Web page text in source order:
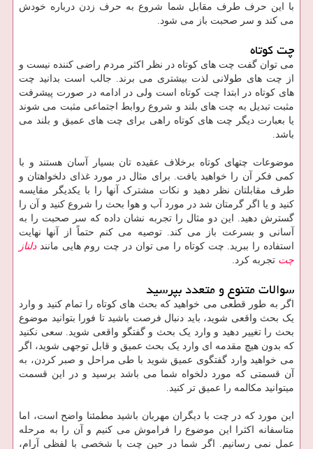
با این حرف طرف مقابل شما شروع به حرف زدن درباره خودش
می کند و سر صحبت باز می شود.
چت کوتاه
می توان گفت چت های کوتاه در نظر اکثر مردم راضی کننده نیست و
از چت های طولانی لذت بیشتری می برند. جالب است بدانید چت
های کوتاه در ابتدا چت کوتاه است ولی در ادامه در صورت پیشرفت
مثبت تبدیل به چت های بلند و شروع روابط اجتماعی مثبت می شوند
یا بعبارت دیگر چت های کوتاه راهی برای چت های عمیق و بلند می
باشد.
موضوعات چتهای کوتاه برخلاف عقیده تان بسیار آسان هستند و با
کمی فکر آن را خواهید یافت. برای مثال در مورد غذای دلخواهتان و
طرف مقابلتان نظر دهید و نکات مشترک آنها را با یکدیگر مقایسه
کنید و یا اگر گرمتان شد در مورد آب و هوا بحث را شروع کنید و آن را
گسترش دهید. این دو مثال را تجربه نشان داده که سر صحبت را به
آسانی و بسرعت باز می کند. توصیه می کنم حتماً از آنها نهایت
استفاده را ببرید. چت کوتاه را می توان در چت روم هایی ماننددلناز
چت تجربه کرد.
سوالات متنوع و متعدد بپرسید
اگر به طور قطعی می خواهید که بحث های کوتاه را تمام کنید و وارد
یک بحث واقعی شوید، باید دنبال فرصت باشید تا فورا بتوانید موضوع
بحث را تغییر دهید و وارد یک بحث و گفتگو واقعی شوید. سعی نکنید
که بدون هیچ مقدمه ای وارد یک بحث عمیق و قابل توجهی شوید، اگر
می خواهید وارد گفتگوی عمیق شوید با طی مراحل و صبر کردن، به
آن قسمتی که مورد دلخواه شما می باشد برسید و در این قسمت
میتوانید مکالمه را عمیق تر کنید.
این مورد که در چت با دیگران مهربان باشید مطمئنا واضح است، اما
متاسفانه اکثرا این موضوع را فراموش می کنیم و آن را به مرحله
عمل نمی رسانیم. اگر شما در حین چت با شخصی با لفظی آرام،